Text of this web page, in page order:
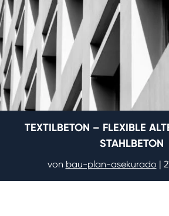
TEXTILBETON – FLEXIBLE
STAHLBETON
von bau-plan-asekurado |